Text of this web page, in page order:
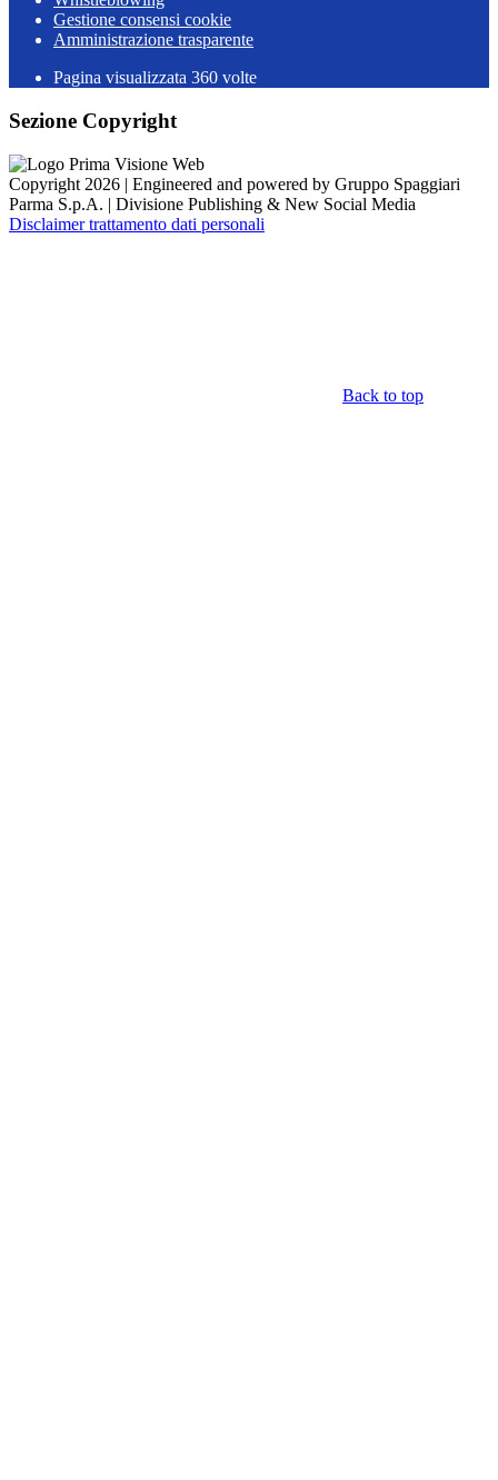
Gestione consensi cookie
Amministrazione trasparente
Pagina visualizzata 360 volte
Sezione Copyright
Copyright 2026 | Engineered and powered by Gruppo Spaggiari
Parma S.p.A. | Divisione Publishing & New Social Media
Disclaimer trattamento dati personali
Back to top